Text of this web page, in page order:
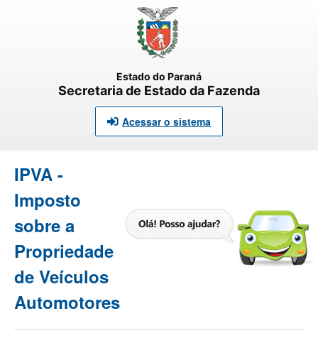
Estado do Paraná
Secretaria de Estado da Fazenda
Acessar o sistema
IPVA -
Imposto
sobre a
Propriedade
de Veículos
Automotores